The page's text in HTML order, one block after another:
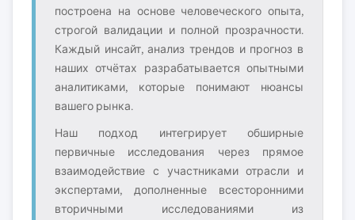
построена на основе человеческого опыта,
строгой валидации и полной прозрачности.
Каждый инсайт, анализ трендов и прогноз в
наших отчётах разрабатывается опытными
аналитиками, которые понимают нюансы
вашего рынка.
Наш подход интегрирует обширные
первичные исследования через прямое
взаимодействие с участниками отрасли и
экспертами, дополненные всесторонними
вторичными исследованиями из